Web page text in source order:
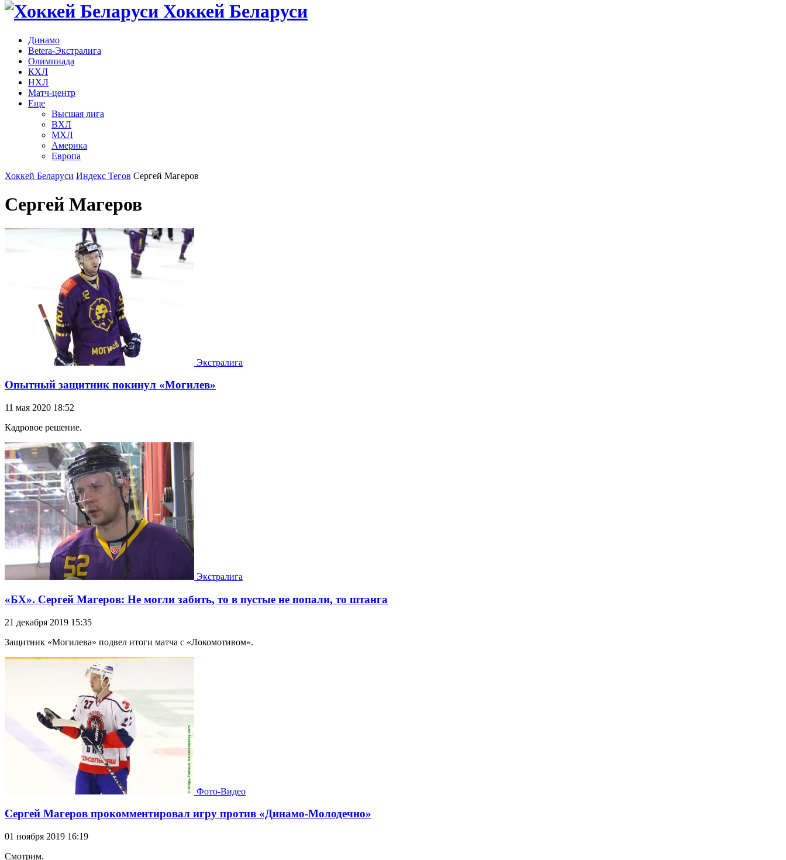
Хоккей Беларуси
Динамо
Betera-Экстралига
Олимпиада
КХЛ
НХЛ
Матч-центр
Еще
Высшая лига
ВХЛ
МХЛ
Америка
Европа
Хоккей Беларуси Индекс Тегов Сергей Магеров
Сергей Магеров
Экстралига
Опытный защитник покинул «Могилев»
11 мая 2020 18:52
Кадровое решение.
Экстралига
«БХ». Сергей Магеров: Не могли забить, то в пустые не попали, то штанга
21 декабря 2019 15:35
Защитник «Могилева» подвел итоги матча с «Локомотивом».
Фото-Видео
Сергей Магеров прокомментировал игру против «Динамо-Молодечно»
01 ноября 2019 16:19
Смотрим.